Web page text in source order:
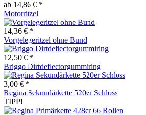
ab 14,86 € *
Motorritzel
14,36 € *
Vorgelegeritzel ohne Bund
12,50 € *
Briggo Dirtdeflectorgummiring
3,00 € *
Regina Sekundärkette 520er Schloss
TIPP!